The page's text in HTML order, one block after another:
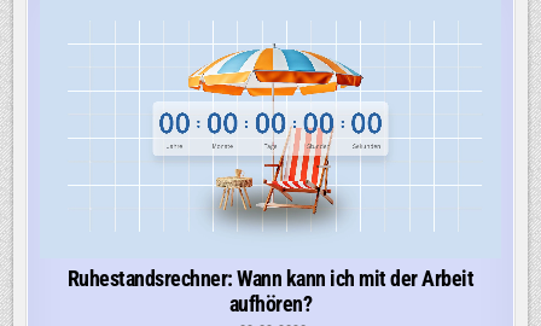
Ruhestandsrechner: Wann kann ich mit der Arbeit
aufhören?